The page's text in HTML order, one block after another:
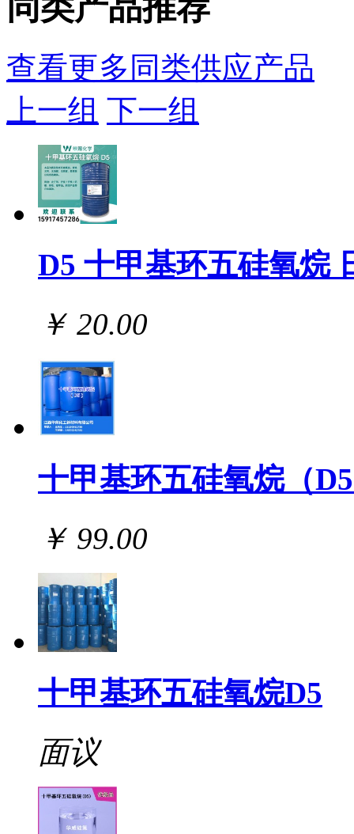
查看更多同类供应产品
上一组 下一组
D5 十甲基环五硅氧烷
￥ 20.00
十甲基环五硅氧烷（
￥ 99.00
十甲基环五硅氧烷D5
面议